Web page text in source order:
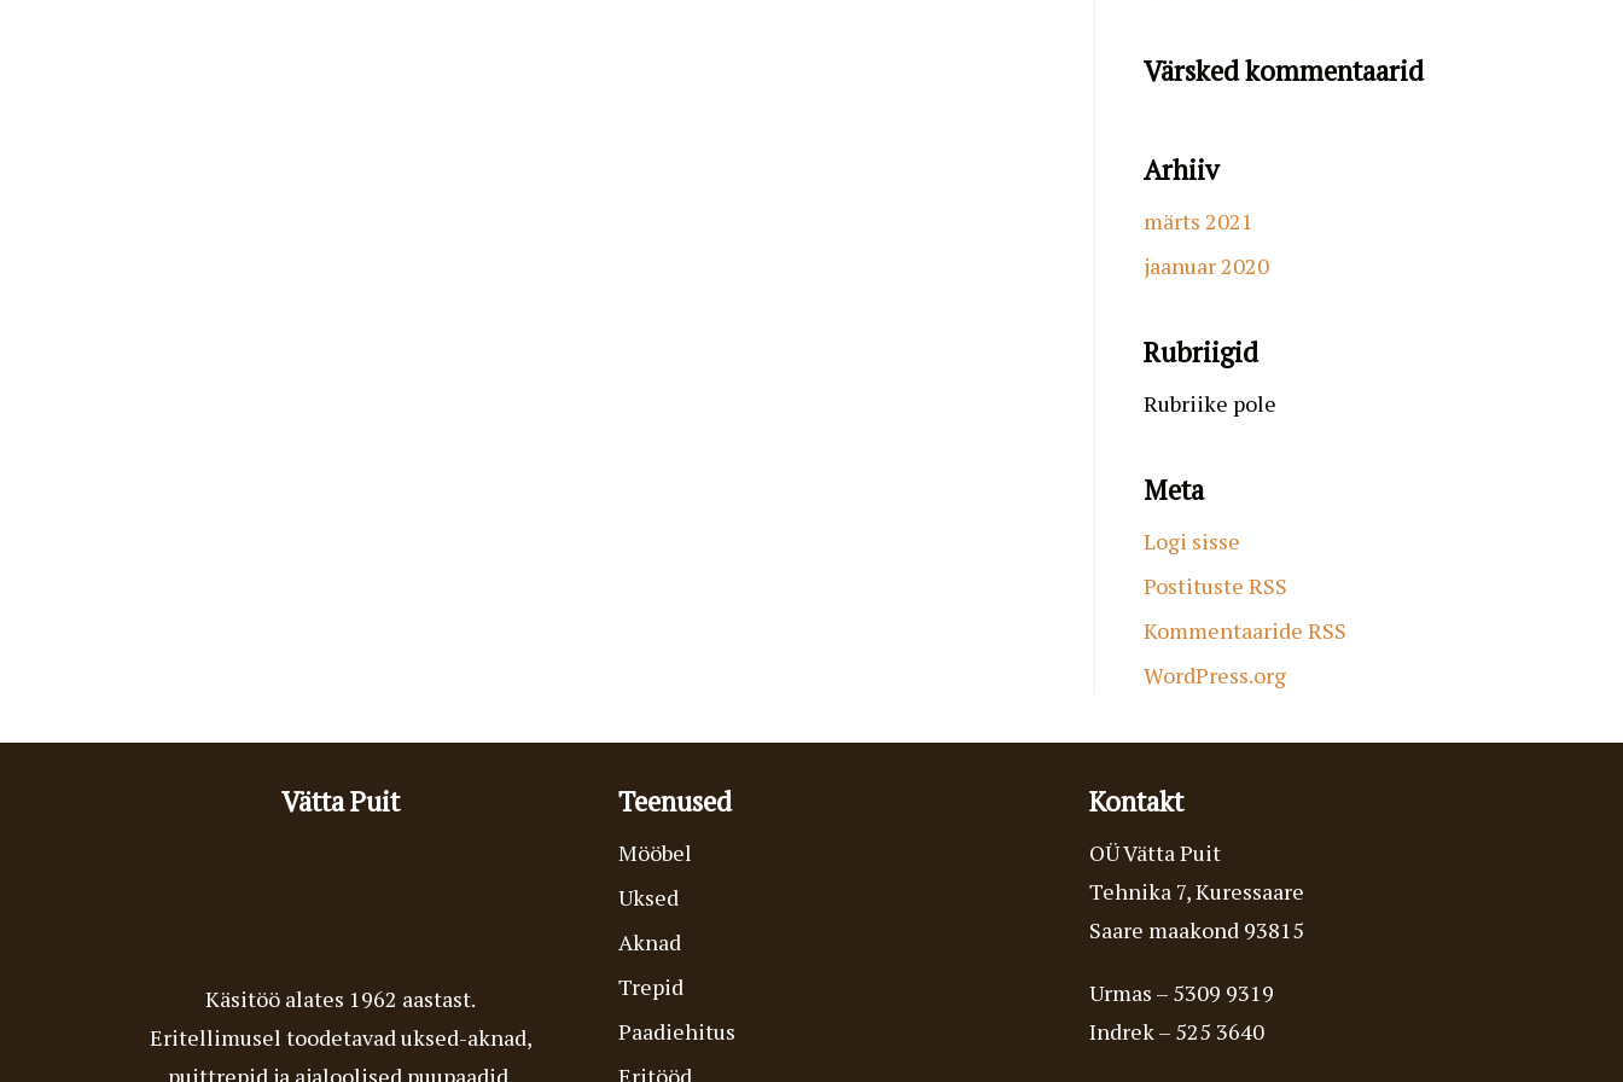
Värsked kommentaarid
Arhiiv
märts 2021
jaanuar 2020
Rubriigid
Rubriike pole
Meta
Logi sisse
Postituste RSS
Kommentaaride RSS
WordPress.org
Vätta Puit
Käsitöö alates 1962 aastast.
Eritellimusel toodetavad uksed-aknad,
puittrepid ja ajaloolised puupaadid.
Teenused
Mööbel
Uksed
Aknad
Trepid
Paadiehitus
Eritööd
Kontakt
OÜ Vätta Puit
Tehnika 7, Kuressaare
Saare maakond 93815
Urmas – 5309 9319
Indrek – 525 3640